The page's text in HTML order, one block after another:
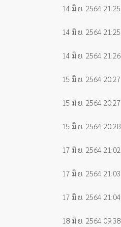
14 มิ.ย. 2564 21:25
14 มิ.ย. 2564 21:25
14 มิ.ย. 2564 21:26
15 มิ.ย. 2564 20:27
15 มิ.ย. 2564 20:27
15 มิ.ย. 2564 20:28
17 มิ.ย. 2564 21:02
17 มิ.ย. 2564 21:03
17 มิ.ย. 2564 21:04
18 มิ.ย. 2564 09:38